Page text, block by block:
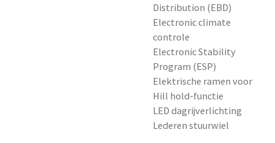
Distribution (EBD)
Electronic climate
controle
Electronic Stability
Program (ESP)
Elektrische ramen voor
Hill hold-functie
LED dagrijverlichting
Lederen stuurwiel